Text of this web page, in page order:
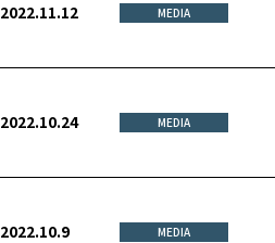
MEDIA
2022.11.12
MEDIA
2022.10.24
MEDIA
2022.10.9